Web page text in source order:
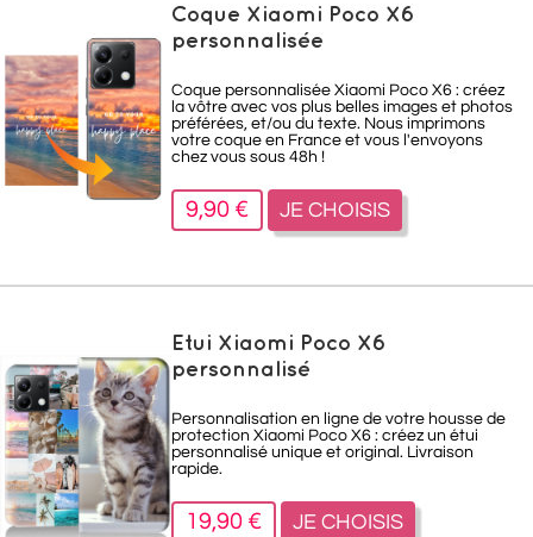
Coque Xiaomi Poco X6
personnalisée
Coque personnalisée Xiaomi Poco X6 : créez
la vôtre avec vos plus belles images et photos
préférées, et/ou du texte. Nous imprimons
votre coque en France et vous l'envoyons
chez vous sous 48h !
9,90 € JE CHOISIS
Etui Xiaomi Poco X6
personnalisé
Personnalisation en ligne de votre housse de
protection Xiaomi Poco X6 : créez un étui
personnalisé unique et original. Livraison
rapide.
19,90 € JE CHOISIS